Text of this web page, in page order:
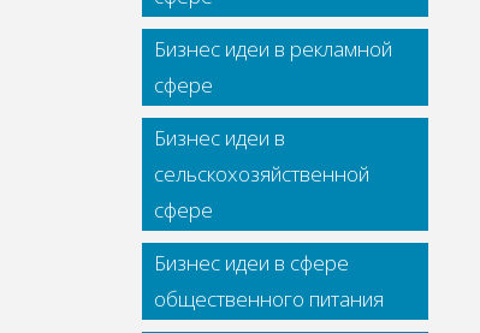
Бизнес идеи в рекламной
сфере
Бизнес идеи в
сельскохозяйственной
сфере
Бизнес идеи в сфере
общественного питания